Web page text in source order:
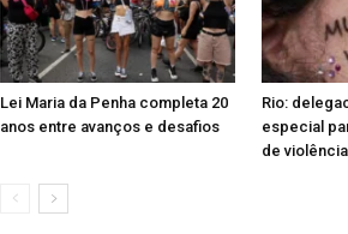
Lei Maria da Penha completa 20
anos entre avanços e desafios
Rio:
especial
de violência